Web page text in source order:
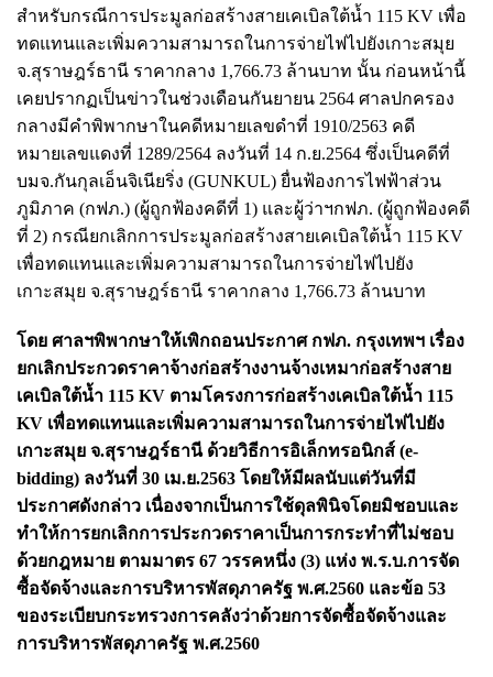
สำหรับกรณีการประมูลก่อสร้างสายเคเบิลใต้น้ำ 115 KV เพื่อ
ทดแทนและเพิ่มความสามารถในการจ่ายไฟไปยังเกาะสมุย
จ.สุราษฎร์ธานี ราคากลาง 1,766.73 ล้านบาท นั้น ก่อนหน้านี้
เคยปรากฏเป็นข่าวในช่วงเดือนกันยายน 2564 ศาลปกครอง
กลางมีคำพิพากษาในคดีหมายเลขดำที่ 1910/2563 คดี
หมายเลขแดงที่ 1289/2564 ลงวันที่ 14 ก.ย.2564 ซึ่งเป็นคดีที่
บมจ.กันกุลเอ็นจิเนียริ่ง (GUNKUL) ยื่นฟ้องการไฟฟ้าส่วน
ภูมิภาค (กฟภ.) (ผู้ถูกฟ้องคดีที่ 1) และผู้ว่าฯกฟภ. (ผู้ถูกฟ้องคดี
ที่ 2) กรณียกเลิกการประมูลก่อสร้างสายเคเบิลใต้น้ำ 115 KV
เพื่อทดแทนและเพิ่มความสามารถในการจ่ายไฟไปยัง
เกาะสมุย จ.สุราษฎร์ธานี ราคากลาง 1,766.73 ล้านบาท
โดย ศาลฯพิพากษาให้เพิกถอนประกาศ กฟภ. กรุงเทพฯ เรื่อง
ยกเลิกประกวดราคาจ้างก่อสร้างงานจ้างเหมาก่อสร้างสาย
เคเบิลใต้น้ำ 115 KV ตามโครงการก่อสร้างเคเบิลใต้น้ำ 115
KV เพื่อทดแทนและเพิ่มความสามารถในการจ่ายไฟไปยัง
เกาะสมุย จ.สุราษฎร์ธานี ด้วยวิธีการอิเล็กทรอนิกส์ (e-
bidding) ลงวันที่ 30 เม.ย.2563 โดยให้มีผลนับแต่วันที่มี
ประกาศดังกล่าว เนื่องจากเป็นการใช้ดุลพินิจโดยมิชอบและ
ทำให้การยกเลิกการประกวดราคาเป็นการกระทำที่ไม่ชอบ
ด้วยกฎหมาย ตามมาตร 67 วรรคหนึ่ง (3) แห่ง พ.ร.บ.การจัด
ซื้อจัดจ้างและการบริหารพัสดุภาครัฐ พ.ศ.2560 และข้อ 53
ของระเบียบกระทรวงการคลังว่าด้วยการจัดซื้อจัดจ้างและ
การบริหารพัสดุภาครัฐ พ.ศ.2560